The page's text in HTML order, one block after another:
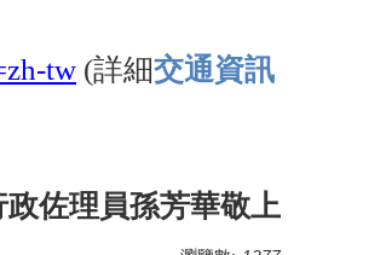
tw (詳細交通資訊
佐理員孫芳華敬上